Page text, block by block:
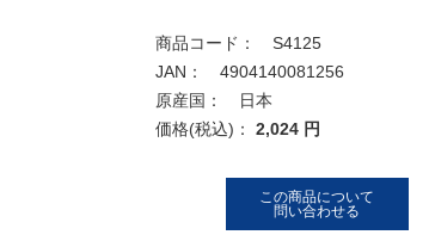
商品コード： S4125
JAN： 4904140081256
原産国： 日本
価格(税込)： 2,024 円
この商品について
問い合わせる